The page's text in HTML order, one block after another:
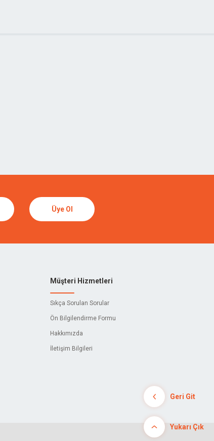
Üye Ol
Müşteri Hizmetleri
Sıkça Sorulan Sorular
Ön Bilgilendirme Formu
Hakkımızda
İletişim Bilgileri
Geri Git
Yukarı Çık